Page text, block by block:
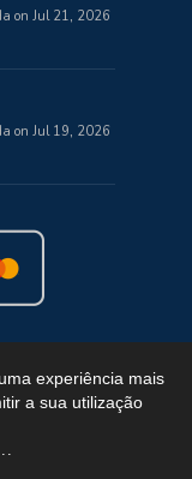
experiência mais
a sua utilização
on Jul 21, 2026
on Jul 19, 2026